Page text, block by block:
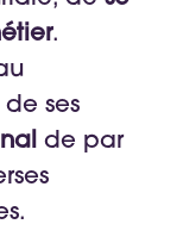
.
ses
de par